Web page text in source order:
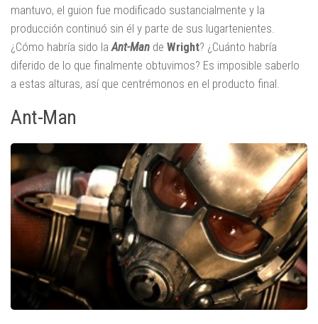
mantuvo, el guion fue modificado sustancialmente y la
producción continuó sin él y parte de sus lugartenientes.
¿Cómo habría sido laAnt-Man de Wright? ¿Cuánto habría
diferido de lo que finalmente obtuvimos? Es imposible saberlo
a estas alturas, así que centrémonos en el producto final.
Ant-Man